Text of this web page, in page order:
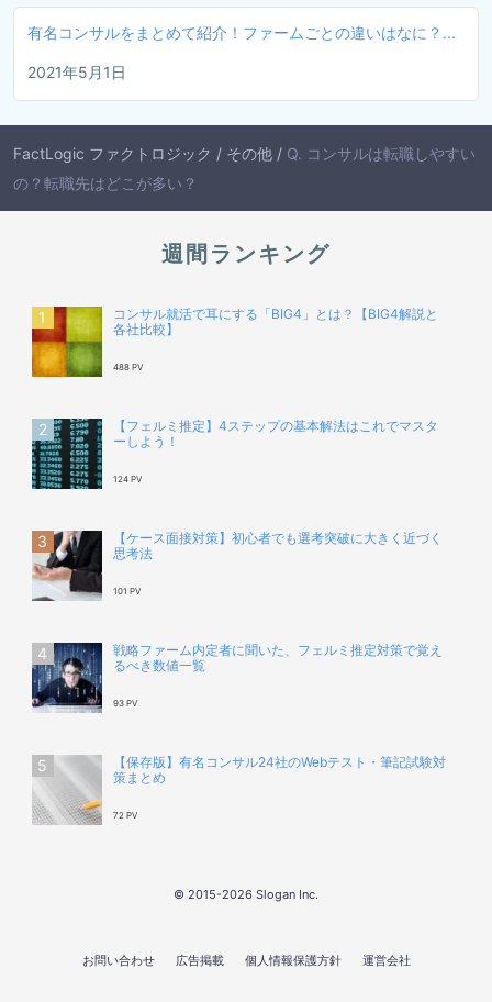
有名コンサルをまとめて紹介！ファームごとの違いはなに？...
2021年5月1日
FactLogic ファクトロジック / その他 / Q. コンサルは転職しやすい
の？転職先はどこが多い？
週間ランキング
コンサル就活で耳にする「BIG4」とは？【BIG4解説と
各社比較】
488 PV
【フェルミ推定】4ステップの基本解法はこれでマスタ
ーしよう！
124 PV
【ケース面接対策】初心者でも選考突破に大きく近づく
思考法
101 PV
戦略ファーム内定者に聞いた、フェルミ推定対策で覚え
るべき数値一覧
93 PV
【保存版】有名コンサル24社のWebテスト・筆記試験対
策まとめ
72 PV
© 2015-2026 Slogan Inc.
お問い合わせ 広告掲載 個人情報保護方針 運営会社